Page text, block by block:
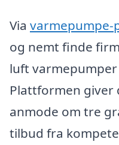
Via varmepumpe-
og nemt finde
luft
Plattformen giver
anmode om tre
tilbud fra